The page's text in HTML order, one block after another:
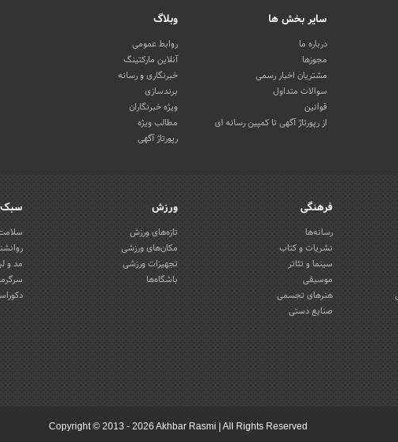
سایر بخش ها
درباره ما
مجوزها
مشتریان اخبار رسمی
سوالات متداول
قوانین
از رپورتاژ آگهی تا کمپین رسانه ای
وبلاگ
روابط عمومی
آنلاین مارکتینگ
خبرنگاری و رسانه
برندسازی
ویژه خبرنگاران
مطالب ویژه
رپورتاژ آگهی
فرهنگی
رسانه‌ها
نشریات و کتاب
سینما و تئاتر
موسیقی
هنرهای تجسمی
صنایع دستی
ورزش
تازه‌های ورزش
مکان‌های ورزشی
تجهیزات ورزشی
باشگاه‌ها
سبک
مد و
Copyright © 2013 - 2026 Akhbar Rasmi All Rights Reserved